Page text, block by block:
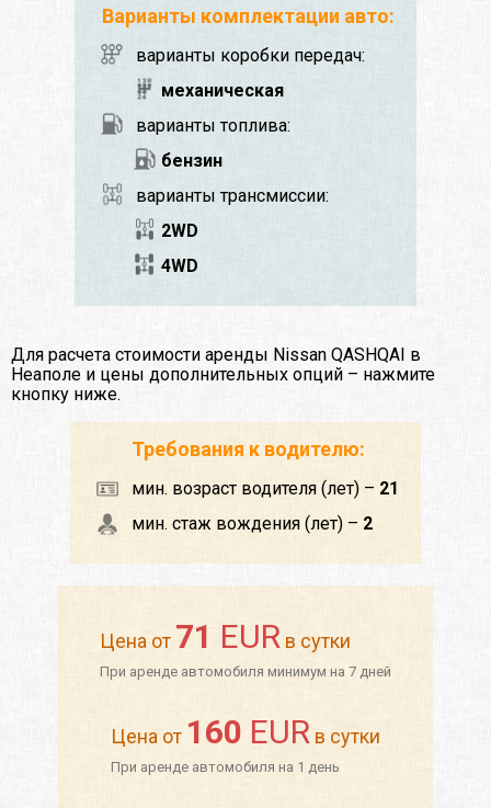
Варианты комплектации авто:
варианты коробки передач:
механическая
варианты топлива:
бензин
варианты трансмиссии:
2WD
4WD
Для расчета стоимости аренды Nissan QASHQAI в
Неаполе и цены дополнительных опций – нажмите
кнопку ниже.
Требования к водителю:
мин. возраст водителя (лет) – 21
мин. стаж вождения (лет) – 2
Цена от 71 EUR в сутки
При аренде автомобиля минимум на 7 дней
Цена от 160 EUR в сутки
При аренде автомобиля на 1 день